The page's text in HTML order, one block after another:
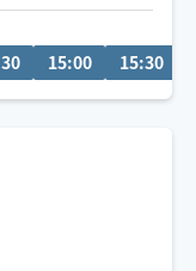
ます🫧
15:00 15:30